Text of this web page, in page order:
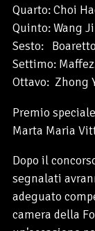
Quarto: Choi
Quinto: Wang
Sesto:
Settimo:
Ottavo: Zhong
Premio
Marta Maria
Dopo il
segnalati
adeguato
camera della